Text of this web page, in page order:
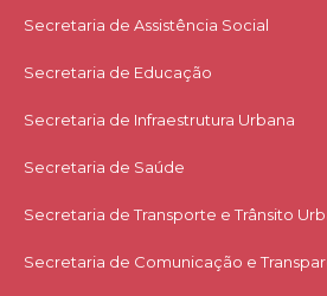
Secretaria de Assistência Social
Secretaria de Educação
Secretaria de Infraestrutura Urbana
Secretaria de Saúde
Secretaria de Transporte e Trânsito
Secretaria de Comunicação e